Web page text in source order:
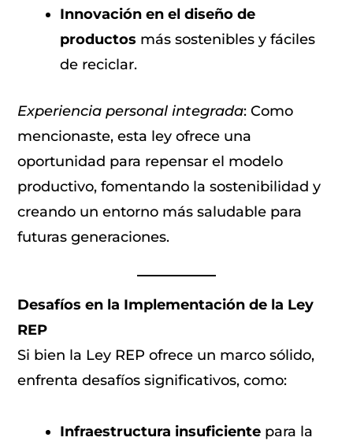
Innovación en el diseño de
productos más sostenibles y fáciles
de reciclar.
Experiencia personal integrada: Como
mencionaste, esta ley ofrece una
oportunidad para repensar el modelo
productivo, fomentando la sostenibilidad y
creando un entorno más saludable para
futuras generaciones.
Desafíos en la Implementación de la Ley
REP
Si bien la Ley REP ofrece un marco sólido,
enfrenta desafíos significativos, como:
Infraestructura insuficiente para la